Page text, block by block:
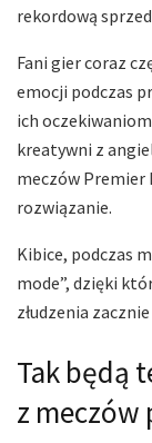
rekordową
Fani gier coraz
emocji podczas
ich
kreatywni z
meczów Premier
rozwiązanie.
Kibice, podczas
mode”, dzięki
złudzenia
Tak będą
z meczów